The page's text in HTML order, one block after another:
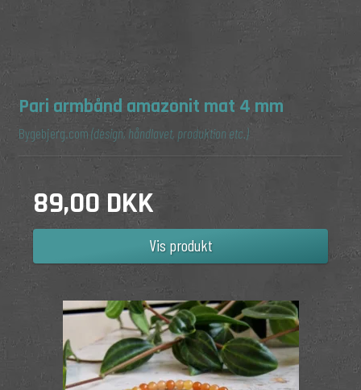
Pari armbånd amazonit mat 4 mm
Bygebjerg.com(design, håndlavet, produktion etc.)
89,00 DKK
Vis produkt